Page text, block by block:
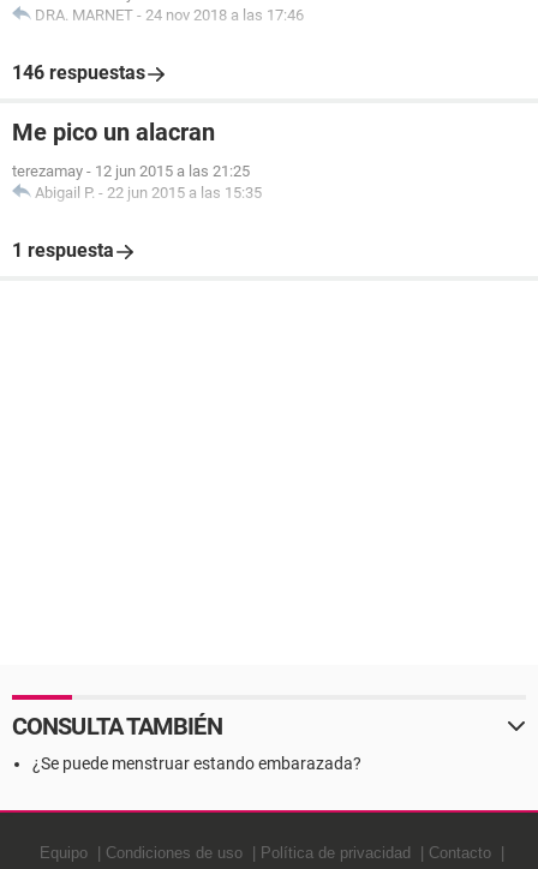
DRA. MARNET - 24 nov 2018 a las 17:46
146 respuestas
Me pico un alacran
terezamay - 12 jun 2015 a las 21:25
Abigail P. - 22 jun 2015 a las 15:35
1 respuesta
CONSULTA TAMBIÉN
¿Se puede menstruar estando embarazada?
Equipo Condiciones de uso Política de privacidad Contacto